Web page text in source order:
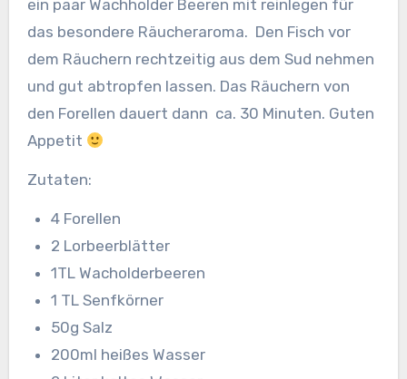
ein paar Wachholder Beeren mit reinlegen für
das besondere Räucheraroma. Den Fisch vor
dem Räuchern rechtzeitig aus dem Sud nehmen
und gut abtropfen lassen. Das Räuchern von
den Forellen dauert dann ca. 30 Minuten. Guten
Appetit
Zutaten:
4 Forellen
2 Lorbeerblätter
1TL Wacholderbeeren
1 TL Senfkörner
50g Salz
200ml heißes Wasser